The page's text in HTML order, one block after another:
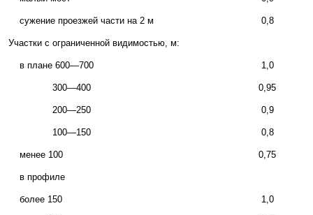
сужение проезжей части на 2 м 0,8
Участки с ограниченной видимостью, м:
в плане 600—700 1,0
300—400 0,95
200—250 0,9
100—150 0,8
менее 100 0,75
в профиле
более 150 1,0